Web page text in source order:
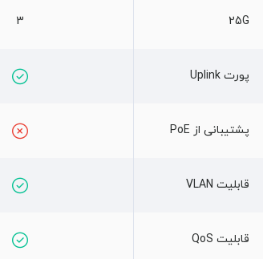
25G
3
پورت Uplink
پشتیبانی از PoE
قابلیت VLAN
قابلیت QoS